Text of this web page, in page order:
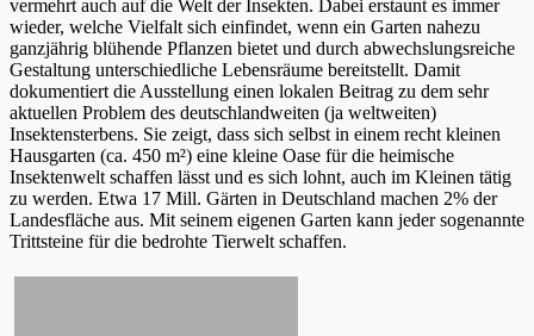
vermehrt auch auf die Welt der Insekten. Dabei erstaunt es immer
wieder, welche Vielfalt sich einfindet, wenn ein Garten nahezu
ganzjährig blühende Pflanzen bietet und durch abwechslungsreiche
Gestaltung unterschiedliche Lebensräume bereitstellt. Damit
dokumentiert die Ausstellung einen lokalen Beitrag zu dem sehr
aktuellen Problem des deutschlandweiten (ja weltweiten)
Insektensterbens. Sie zeigt, dass sich selbst in einem recht kleinen
Hausgarten (ca. 450 m²) eine kleine Oase für die heimische
Insektenwelt schaffen lässt und es sich lohnt, auch im Kleinen tätig
zu werden. Etwa 17 Mill. Gärten in Deutschland machen 2% der
Landesfläche aus. Mit seinem eigenen Garten kann jeder sogenannte
Trittsteine für die bedrohte Tierwelt schaffen.